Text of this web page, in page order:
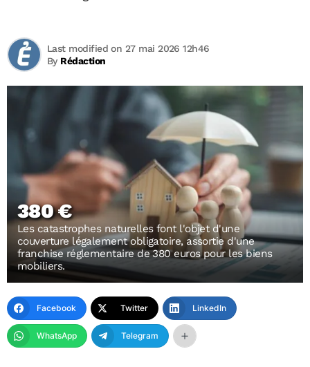
By Rédaction
Last modified on 27 mai 2026 12h46
380 €
Les catastrophes naturelles font l'objet d'une
couverture légalement obligatoire, assortie d'une
franchise réglementaire de 380 euros pour les biens
mobiliers.
Facebook Twitter LinkedIn
WhatsApp Telegram